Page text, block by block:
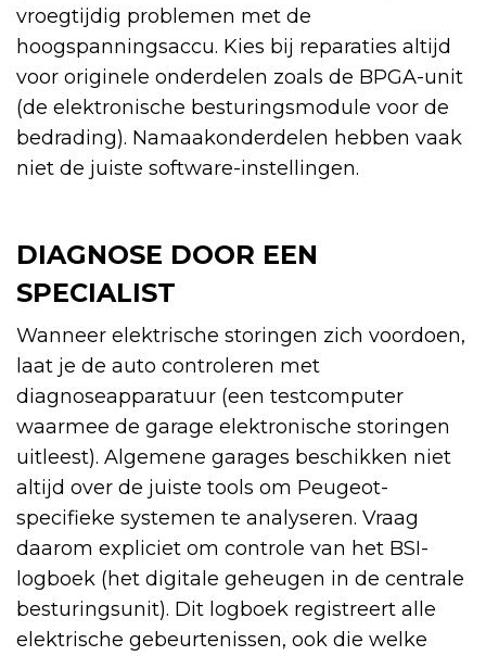
vroegtijdig problemen met de
hoogspanningsaccu. Kies bij reparaties altijd
voor originele onderdelen zoals de BPGA-unit
(de elektronische besturingsmodule voor de
bedrading). Namaakonderdelen hebben vaak
niet de juiste software-instellingen.
DIAGNOSE DOOR EEN
SPECIALIST
Wanneer elektrische storingen zich voordoen,
laat je de auto controleren met
diagnoseapparatuur (een testcomputer
waarmee de garage elektronische storingen
uitleest). Algemene garages beschikken niet
altijd over de juiste tools om Peugeot-
specifieke systemen te analyseren. Vraag
daarom expliciet om controle van het BSI-
logboek (het digitale geheugen in de centrale
besturingsunit). Dit logboek registreert alle
elektrische gebeurtenissen, ook die welke